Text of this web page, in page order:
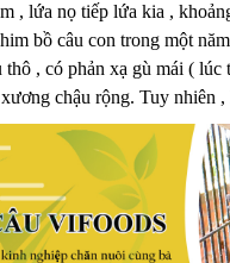
, lứa nọ tiếp lứa kia ,
bồ câu con trong một
, có phản xạ gù mái (
chậu rộng. Tuy